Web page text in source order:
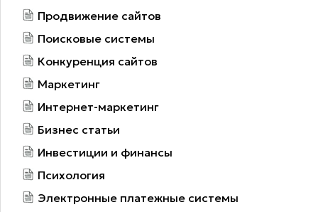
Продвижение сайтов
Поисковые системы
Конкуренция сайтов
Маркетинг
Интернет-маркетинг
Бизнес статьи
Инвестиции и финансы
Психология
Электронные платежные системы